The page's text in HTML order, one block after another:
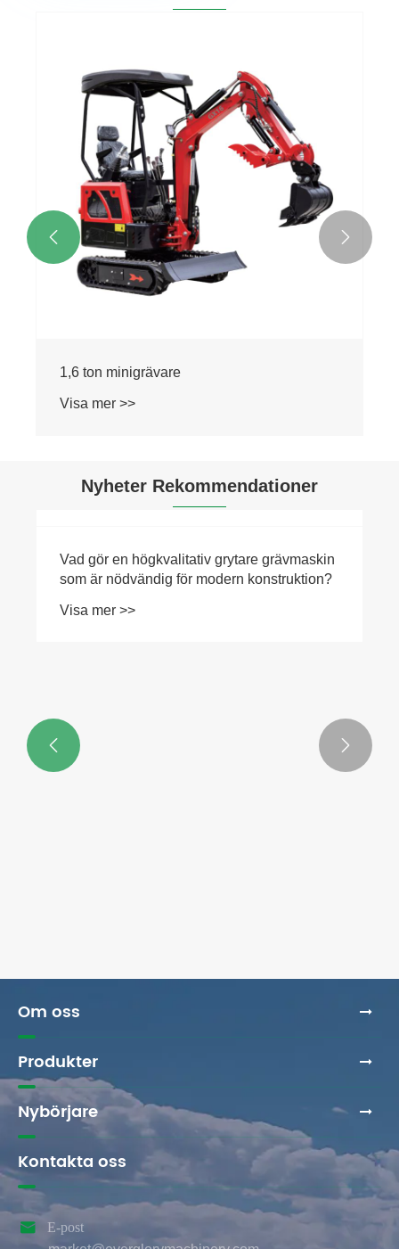
1,6 ton minigrävare
Visa mer >>
 
Nyheter Rekommendationer
 
Om oss
Produkter
Nybörjare
Kontakta oss

E-post